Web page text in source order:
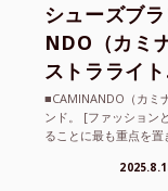
シューズブ
NDO（カミ
ストラライ
■CAMINANDO（カミ
ンド。 [ファッション
ることに最も重点を